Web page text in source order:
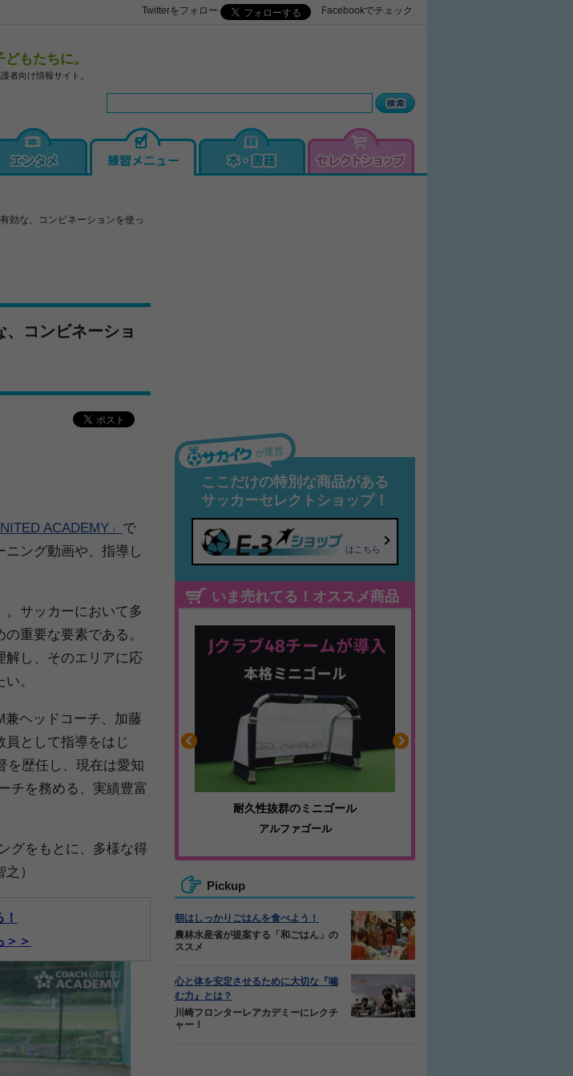
Twitterをフォロー Facebookでチェック
もたちに。
者向け情報サイト。
効な、コンビネーションを使っ
コンビネーショ
ACADEMY」 で
ング動画や、指導し
サッカーにおいて多
重要な要素である。
解し、そのエリアに応
。
ヘッドコーチ、加藤
として指導をはじ
を歴任し、現在は愛知
チを務める、実績豊富
グをもとに、多様な得
）
＞＞
が運営
ここだけの特別な商品がある
サッカーセレクトショップ！
はこちら
いま売れてる！オススメ商品
耐久性抜群のミニゴール
アルファゴール
Pickup
朝はしっかりごはんを食べよう！
農林水産省が提案する「和ごはん」の
ススメ
心と体を安定させるために大切な『噛
む力』とは？
川崎フロンターレアカデミーにレクチ
ャー！